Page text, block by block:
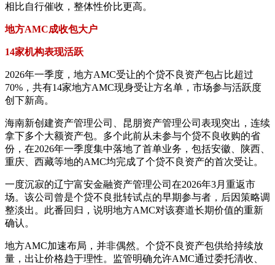
相比自行催收，整体性价比更高。
地方AMC成收包大户
14家机构表现活跃
2026年一季度，地方AMC受让的个贷不良资产包占比超过
70%，共有14家地方AMC现身受让方名单，市场参与活跃度
创下新高。
海南新创建资产管理公司、昆朋资产管理公司表现突出，连续
拿下多个大额资产包。多个此前从未参与个贷不良收购的省
份，在2026年一季度集中落地了首单业务，包括安徽、陕西、
重庆、西藏等地的AMC均完成了个贷不良资产的首次受让。
一度沉寂的辽宁富安金融资产管理公司在2026年3月重返市
场。该公司曾是个贷不良批转试点的早期参与者，后因策略调
整淡出。此番回归，说明地方AMC对该赛道长期价值的重新
确认。
地方AMC加速布局，并非偶然。个贷不良资产包供给持续放
量，出让价格趋于理性。监管明确允许AMC通过委托清收、